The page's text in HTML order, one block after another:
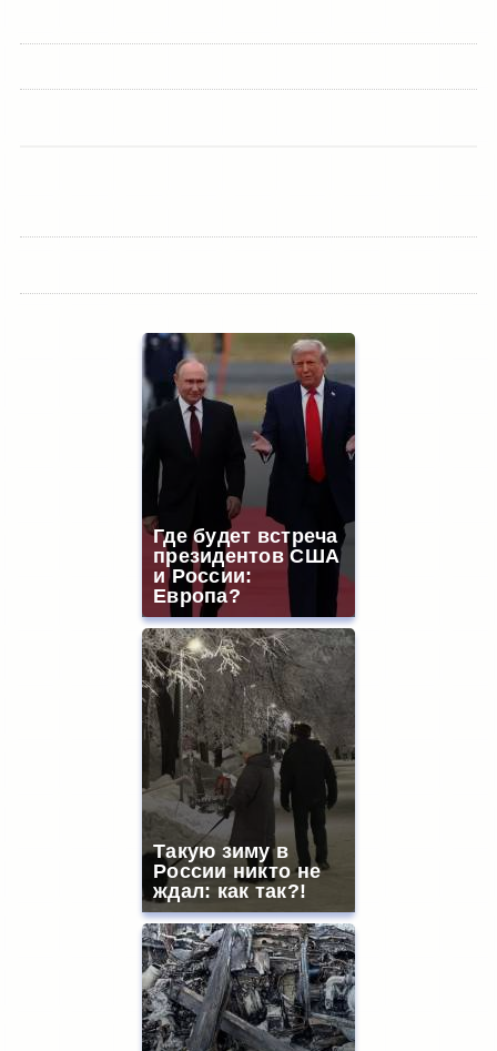
Где будет встреча
президентов США
и России:
Европа?
Такую зиму в
России никто не
ждал: как так?!